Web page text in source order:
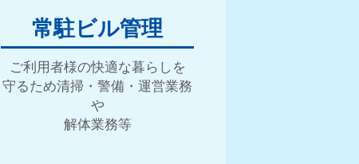
プライバシーポリシー
常駐ビル管理
ご利用者様の快適な暮らしを
守るため清掃・警備・運営業務
や
解体業務等